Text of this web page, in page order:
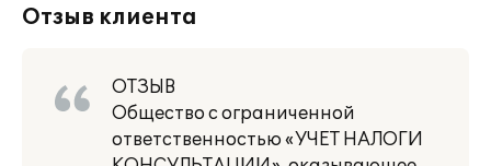
Отзыв клиента
ОТЗЫВ
Общество с ограниченной
ответственностью «УЧЕТ НАЛОГИ